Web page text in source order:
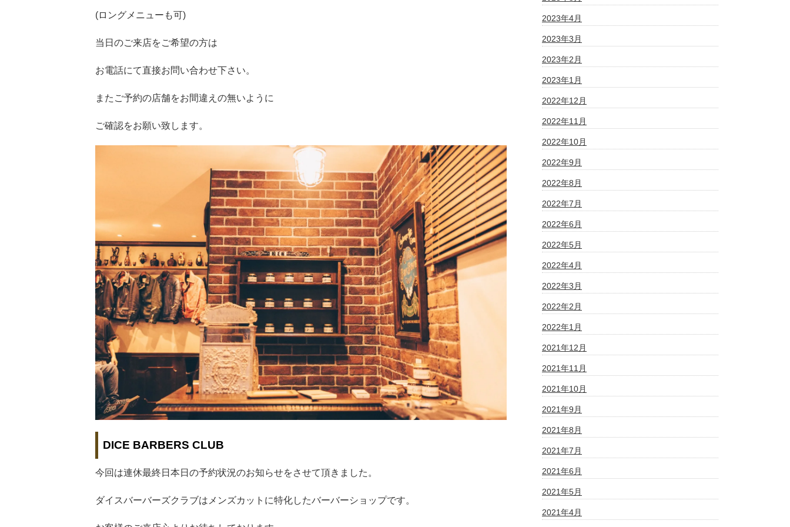
(ロングメニューも可)
当日のご来店をご希望の方は
お電話にて直接お問い合わせ下さい。
またご予約の店舗をお間違えの無いよう‏に
ご確認をお願い致します。
DICE BARBERS CLUB
今回は連休最終日本日の予約状況のお知らせをさせて頂きました。
ダイスバーバーズクラブはメンズカットに特化したバーバーショップです。
2023年4月
2023年3月
2023年2月
2023年1月
2022年12月
2022年11月
2022年10月
2022年9月
2022年8月
2022年7月
2022年6月
2022年5月
2022年4月
2022年3月
2022年2月
2022年1月
2021年12月
2021年11月
2021年10月
2021年9月
2021年8月
2021年7月
2021年6月
2021年5月
2021年4月